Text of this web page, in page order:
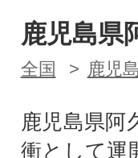
鹿児島県
全国 鹿児
鹿児島県阿
衝として運